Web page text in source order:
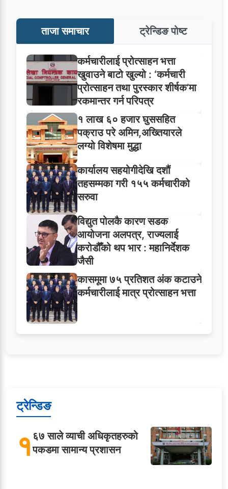
ताजा समाचार ट्रेन्डिङ पोष्ट
कर्मचारीलाई प्रोत्साहन भत्ता
खुवाउने बाटो खुल्यो : ‘कर्मचारी
प्रोत्साहन तथा पुरस्कार शीर्षक’मा
रकमान्तर गर्न परिपत्र
१ लाख ६० हजार घुससहित
पक्राउ परे अमिन,अख्तियारले
लग्यो विशेषमा मुद्धा
कार्यालय सहयोगीदेखि दशौं
तहसम्मका गरी १५५ कर्मचारीको
सरुवा
विद्युत पोलकै कारण सडक
आयोजना अलपत्र, राज्यलाई
करोडौँको थप भार : महानिर्देशक
जैसी
कासमूमा ७५ प्रतिशत अंक कटाउने
कर्मचारीलाई मात्र प्रोत्साहन भत्ता
ट्रेन्डिङ
१६७ साले व्याची अधिकृतहरुको
पकडमा सामान्य प्रशासन